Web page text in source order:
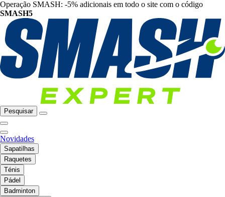
Operação SMASH: -5% adicionais em todo o site com o código
SMASH5
Pesquisar
Novidades
Sapatilhas
Raquetes
Ténis
Pádel
Badminton